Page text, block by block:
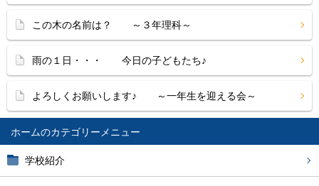
ホーム
学校紹介
この木の名前は？ ～３年理科～
雨の１日・・・ 今日の子どもたち♪
よろしくお願いします♪ ～一年生を迎える会～